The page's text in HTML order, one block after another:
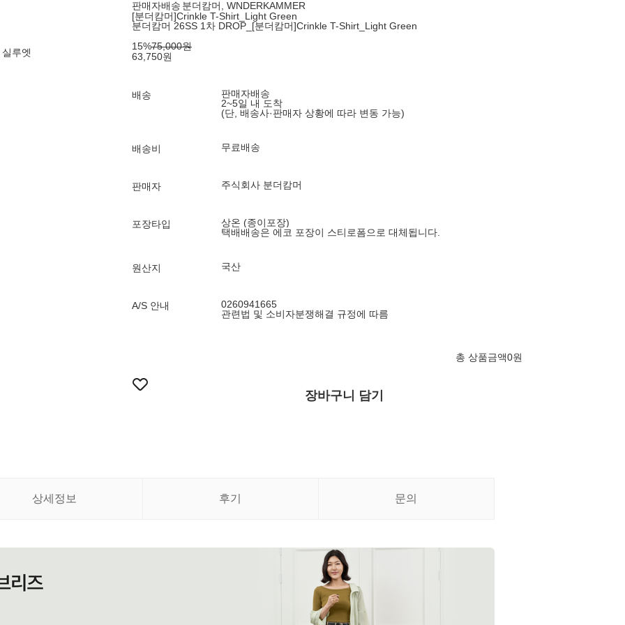
루엣
판매자배송 분더캄머, WNDERKAMMER
[분더캄머]Crinkle T-Shirt_Light Green
분더캄머 26SS 1차 DROP_[분더캄머]Crinkle T-Shirt_Light Green
15%75,000원
63,750원
배송
판매자배송
2~5일 내 도착
(단, 배송사·판매자 상황에 따라 변동 가능)
배송비 무료배송
판매자 주식회사 분더캄머
포장타입
상온 (종이포장)
택배배송은 에코 포장이 스티로폼으로 대체됩니다.
원산지 국산
A/S 안내
0260941665
관련법 및 소비자분쟁해결 규정에 따름
총 상품금액0원
장바구니 담기
상세정보 후기 문의